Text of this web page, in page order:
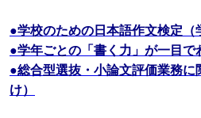
●学校のための日本語作文検定（
●学年ごとの「書く力」が一目で
●総合型選抜・小論文評価業務に
け）